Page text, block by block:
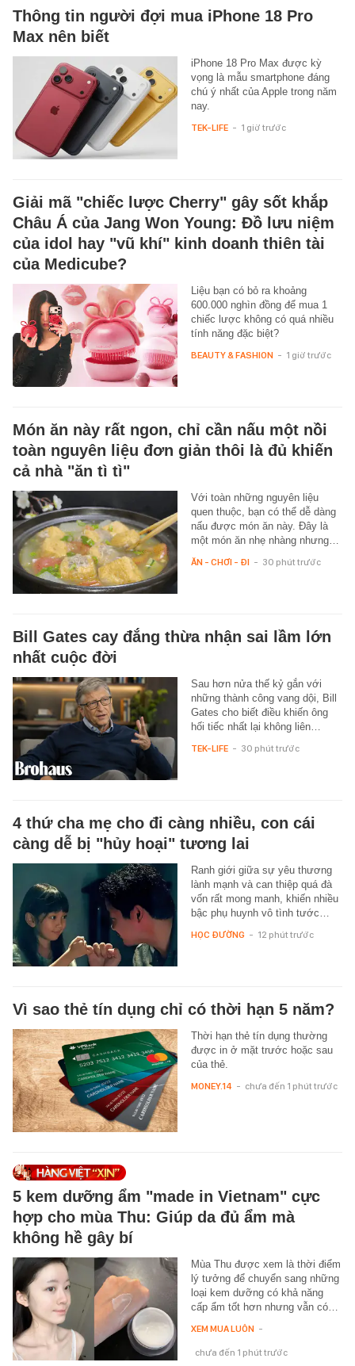
Thông tin người đợi mua iPhone 18 Pro
Max nên biết
iPhone 18 Pro Max được kỳ
vọng là mẫu smartphone đáng
chú ý nhất của Apple trong năm
nay.
TEK-LIFE - 1 giờ trước
Giải mã "chiếc lược Cherry" gây sốt khắp
Châu Á của Jang Won Young: Đồ lưu niệm
của idol hay "vũ khí" kinh doanh thiên tài
của Medicube?
Liệu bạn có bỏ ra khoảng
600.000 nghìn đồng để mua 1
chiếc lược không có quá nhiều
tính năng đặc biệt?
BEAUTY & FASHION - 1 giờ trước
Món ăn này rất ngon, chỉ cần nấu một nồi
toàn nguyên liệu đơn giản thôi là đủ khiến
cả nhà "ăn tì tì"
Với toàn những nguyên liệu
quen thuộc, bạn có thể dễ dàng
nấu được món ăn này. Đây là
một món ăn nhẹ nhàng nhưng…
ĂN - CHƠI - ĐI - 30 phút trước
Bill Gates cay đắng thừa nhận sai lầm lớn
nhất cuộc đời
Sau hơn nửa thế kỷ gắn với
những thành công vang dội, Bill
Gates cho biết điều khiến ông
hối tiếc nhất lại không liên…
TEK-LIFE - 30 phút trước
4 thứ cha mẹ cho đi càng nhiều, con cái
càng dễ bị "hủy hoại" tương lai
Ranh giới giữa sự yêu thương
lành mạnh và can thiệp quá đà
vốn rất mong manh, khiến nhiều
bậc phụ huynh vô tình tước…
HỌC ĐƯỜNG - 12 phút trước
Vì sao thẻ tín dụng chỉ có thời hạn 5 năm?
Thời hạn thẻ tín dụng thường
được in ở mặt trước hoặc sau
của thẻ.
MONEY.14 - chưa đến 1 phút trước
5 kem dưỡng ẩm "made in Vietnam" cực
hợp cho mùa Thu: Giúp da đủ ẩm mà
không hề gây bí
Mùa Thu được xem là thời điểm
lý tưởng để chuyển sang những
loại kem dưỡng có khả năng
cấp ẩm tốt hơn nhưng vẫn có…
XEM MUA LUÔN -
chưa đến 1 phút trước